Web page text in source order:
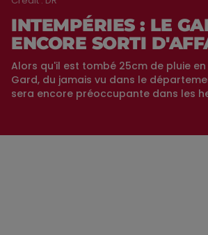
INTEMPÉRIES : LE
ENCORE SORTI
Alors qu'il est tombé 25cm de pluie
Gard, du jamais vu dans le
sera encore préoccupante dans les